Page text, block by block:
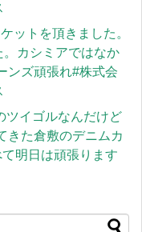
ットを頂きました。
カシミアではなか
ンズ頑張れ#株式会
ツイゴルなんだけど
きた倉敷のデニムカ
明日は頑張ります